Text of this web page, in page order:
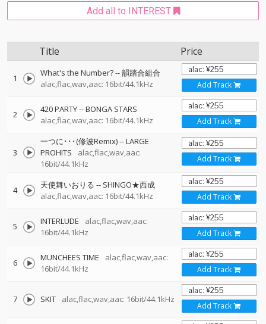
Add all to INTEREST
Title Price
1 What's the Number?--韻踏合組合
alac,flac,wav,aac: 16bit/44.1kHz
Add Track
2 420 PARTY--BONGA STARS
alac,flac,wav,aac: 16bit/44.1kHz
Add Track
3
一つに･･･(修波Remix)--LARGE
PROHITS
alac,flac,wav,aac:
16bit/44.1kHz
Add Track
4 天使舞いおりる -- SHINGO★西成
alac,flac,wav,aac: 16bit/44.1kHz
Add Track
5 INTERLUDE
alac,flac,wav,aac:
16bit/44.1kHz
Add Track
6 MUNCHEES TIME
alac,flac,wav,aac:
16bit/44.1kHz
Add Track
7 SKIT alac,flac,wav,aac: 16bit/44.1kHz
Add Track